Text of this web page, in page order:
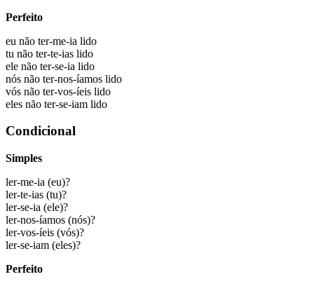
Perfeito
eu não ter-me-ia lido
tu não ter-te-ias lido
ele não ter-se-ia lido
nós não ter-nos-íamos lido
vós não ter-vos-íeis lido
eles não ter-se-iam lido
Condicional
Simples
ler-me-ia (eu)?
ler-te-ias (tu)?
ler-se-ia (ele)?
ler-nos-íamos (nós)?
ler-vos-íeis (vós)?
ler-se-iam (eles)?
Perfeito